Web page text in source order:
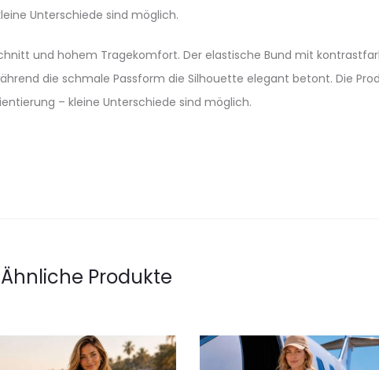
Unterschiede sind möglich.
und hohem Tragekomfort. Der elastische Bund mit
die schmale Passform die Silhouette elegant betont. Die
– kleine Unterschiede sind möglich.
Ähnliche Produkte